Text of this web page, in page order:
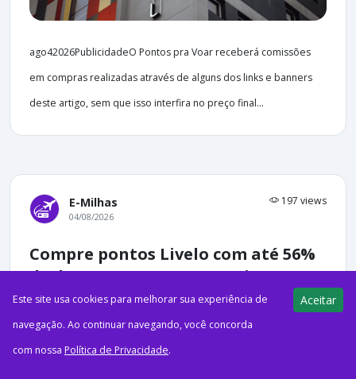
ago42026PublicidadeO Pontos pra Voar receberá comissões
em compras realizadas através de alguns dos links e banners
deste artigo, sem que isso interfira no preço final...
E-Milhas 197 views
04/08/2026
Compre pontos Livelo com até 56%
de desconto + 3% OFF no pix
Este site usa cookies para melhorar sua experiência de
navegação. Ao continuar navegando, você concorda
com nossa Política de Privacidade.
Aceitar